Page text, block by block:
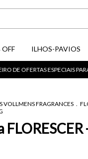
OFF ILHOS-PAVIOS
ESPECIAIS PARA VOCÊ
VOLLMENS FRAGRANCES .